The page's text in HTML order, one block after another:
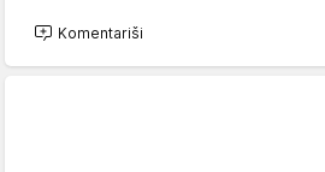
Komentariši